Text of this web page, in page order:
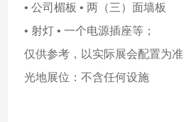
• 公司楣板 • 两（三）面墙板
• 射灯 • 一个电源插座等；
仅供参考，以实际展会配置为准
光地展位：不含任何设施